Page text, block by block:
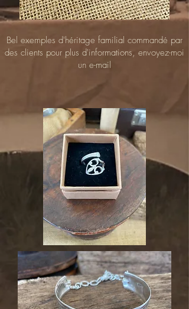
Bel exemples d'héritage familial commandé par
des clients pour plus d'informations, envoyez-moi
un e-mail